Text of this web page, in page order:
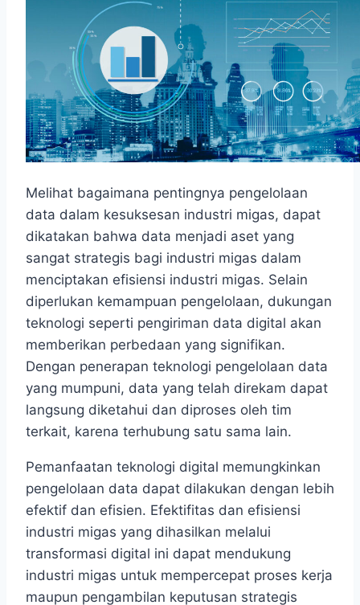
Melihat bagaimana pentingnya pengelolaan
data dalam kesuksesan industri migas, dapat
dikatakan bahwa data menjadi aset yang
sangat strategis bagi industri migas dalam
menciptakan efisiensi industri migas. Selain
diperlukan kemampuan pengelolaan, dukungan
teknologi seperti pengiriman data digital akan
memberikan perbedaan yang signifikan.
Dengan penerapan teknologi pengelolaan data
yang mumpuni, data yang telah direkam dapat
langsung diketahui dan diproses oleh tim
terkait, karena terhubung satu sama lain.
Pemanfaatan teknologi digital memungkinkan
pengelolaan data dapat dilakukan dengan lebih
efektif dan efisien. Efektifitas dan efisiensi
industri migas yang dihasilkan melalui
transformasi digital ini dapat mendukung
industri migas untuk mempercepat proses kerja
maupun pengambilan keputusan strategis